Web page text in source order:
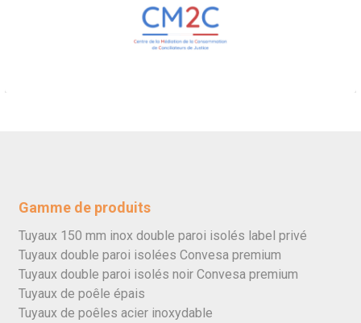
Gamme de produits
Tuyaux 150 mm inox double paroi isolés label privé
Tuyaux double paroi isolées Convesa premium
Tuyaux double paroi isolés noir Convesa premium
Tuyaux de poêle épais
Tuyaux de poêles acier inoxydable